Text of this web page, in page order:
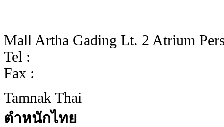
Mall Artha Gading Lt. 2 Atrium
Tel :
Fax :
Tamnak Thai
ตำหนักไทย